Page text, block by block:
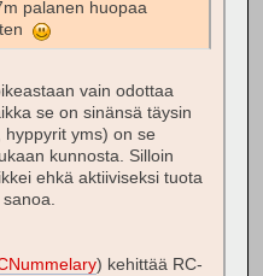
palanen huopaa
vain odottaa
se on sinänsä täysin
yms) on se
kunnosta. Silloin
ehkä aktiiviseksi tuota
) kehittää RC-